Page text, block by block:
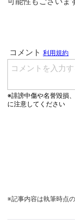
※記事内容は執筆時点